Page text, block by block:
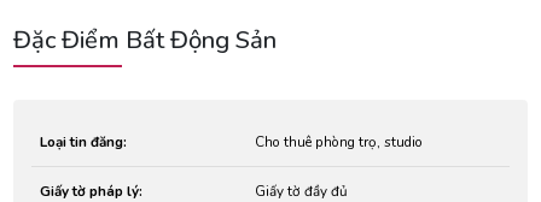
Đặc Điểm Bất Động Sản
Loại tin đăng: Cho thuê phòng trọ, studio
Giấy tờ pháp lý: Giấy tờ đầy đủ